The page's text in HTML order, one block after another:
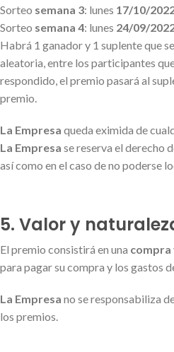
Sorteo semana 3: lunes 17/10/
Sorteo semana 4: lunes 24/09/
Habrá 1 ganador y 1 suplente que
aleatoria, entre los participantes
respondido, el premio pasará al
premio.
La Empresa queda eximida de
La Empresa se reserva el derecho
así como en el caso de no poderse
5. Valor y
El premio consistirá en una compra
para pagar su compra y los gastos
La Empresa no se responsabiliza
los premios.